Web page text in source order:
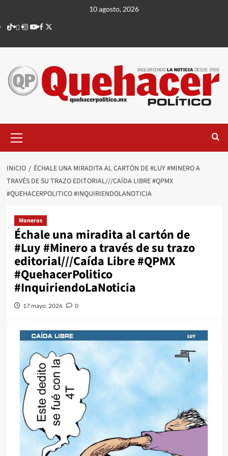
contenido
10 agosto, 2026
TikTok
threads
Instagram
Youtube
Facebook
X
principal
INICIO
ÉCHALE UNA MIRADITA AL CARTÓN DE #LUY #MINERO A
TRAVÉS DE SU TRAZO EDITORIAL///CAÍDA LIBRE #QPMX
#QUEHACERPOLITICO #INQUIRIENDOLANOTICIA
Moneros
Échale una miradita al cartón de
#Luy #Minero a través de su trazo
editorial///Caída Libre #QPMX
#QuehacerPolitico
#InquiriendoLaNoticia
17 mayo, 2026 0